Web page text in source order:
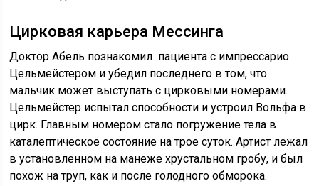
Цирковая карьера Мессинга
Доктор Абель познакомил пациента с импрессарио
Цельмейстером и убедил последнего в том, что
мальчик может выступать с цирковыми номерами.
Цельмейстер испытал способности и устроил Вольфа в
цирк. Главным номером стало погружение тела в
каталептическое состояние на трое суток. Артист лежал
в установленном на манеже хрустальном гробу, и был
похож на труп, как и после голодного обморока.